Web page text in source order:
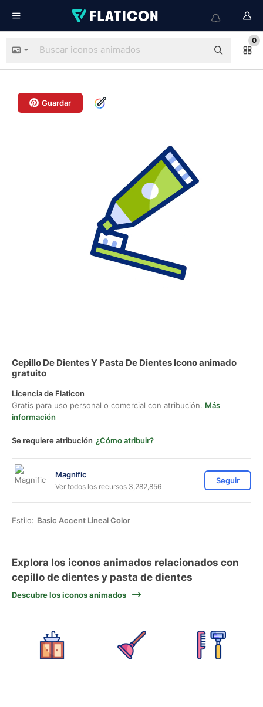
0
Guardar
Cepillo De Dientes Y Pasta De Dientes Icono animado
gratuito
Licencia de Flaticon
Gratis para uso personal o comercial con atribución. Más
información
Se requiere atribución ¿Cómo atribuir?
Magnific
Ver todos los recursos 3,282,856
Seguir
Estilo: Basic Accent Lineal Color
Explora los iconos animados relacionados con
cepillo de dientes y pasta de dientes
Descubre los iconos animados